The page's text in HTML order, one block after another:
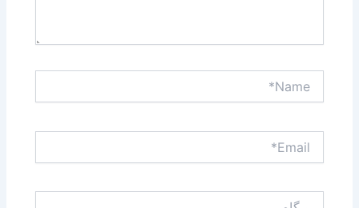
Email*